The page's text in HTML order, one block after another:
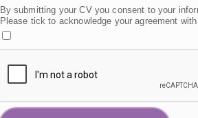
By submitting your CV you consent to your
Please tick to acknowledge your agreement